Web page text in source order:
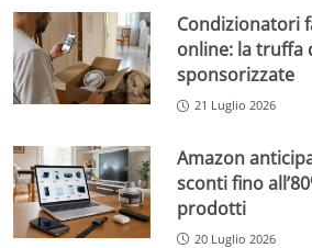
Condizionatori
online: la truffa
sponsorizzate
21 Luglio 2026
Amazon
sconti fino
prodotti
20 Luglio 2026